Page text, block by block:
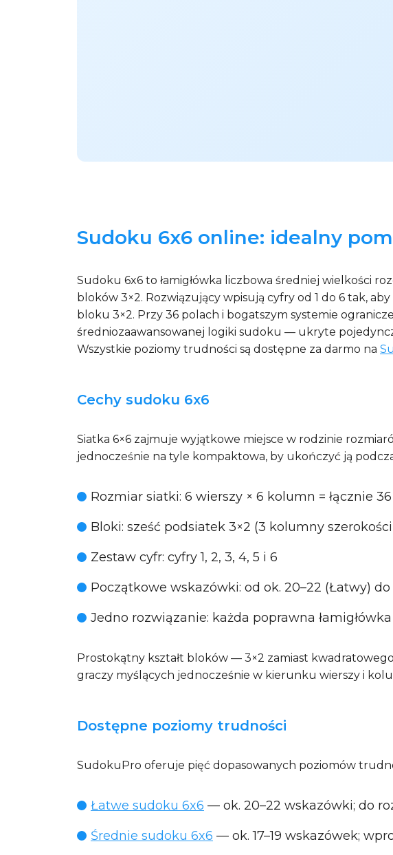
Sudoku 6x6 online: idealny
Sudoku 6x6 to łamigłówka liczbowa średniej wielkości
bloków 3×2. Rozwiązujący wpisują cyfry od 1 do 6 tak,
bloku 3×2. Przy 36 polach i bogatszym systemie
średniozaawansowanej logiki sudoku — ukryte
Wszystkie poziomy trudności są dostępne za darmo na
Cechy sudoku 6x6
Siatka 6×6 zajmuje wyjątkowe miejsce w rodzinie
jednocześnie na tyle kompaktowa, by ukończyć ją
Rozmiar siatki: 6 wierszy × 6 kolumn = łącznie 36
Bloki: sześć podsiatek 3×2 (3 kolumny
Zestaw cyfr: cyfry 1, 2, 3, 4, 5 i 6
Początkowe wskazówki: od ok. 20–22 (Łatwy)
Jedno rozwiązanie: każda poprawna
Prostokątny kształt bloków — 3×2 zamiast
graczy myślących jednocześnie w kierunku wierszy i
Dostępne poziomy trudności
SudokuPro oferuje pięć dopasowanych poziomów
Łatwe sudoku 6x6 — ok. 20–22 wskazówki; do
Średnie sudoku 6x6 — ok. 17–19 wskazówek;